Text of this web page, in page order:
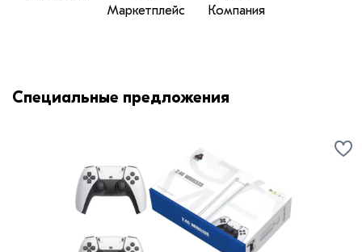
Маркетплейс
Компания
Специальные предложения